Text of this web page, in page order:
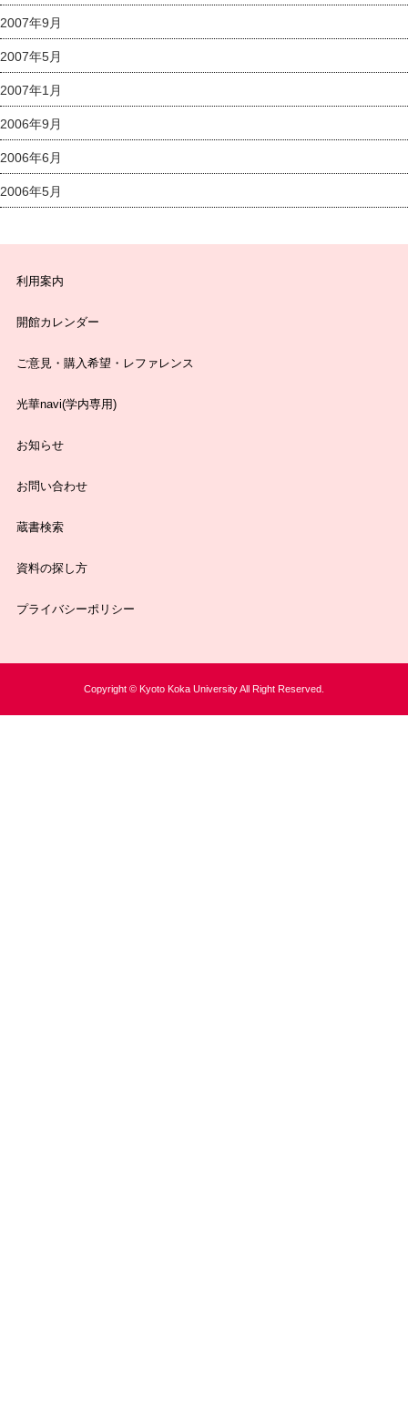
2007年9月
2007年5月
2007年1月
2006年9月
2006年6月
2006年5月
利用案内
開館カレンダー
ご意見・購入希望・レファレンス
光華navi(学内専用)
お知らせ
お問い合わせ
蔵書検索
資料の探し方
プライバシーポリシー
Copyright © Kyoto Koka University All Right Reserved.